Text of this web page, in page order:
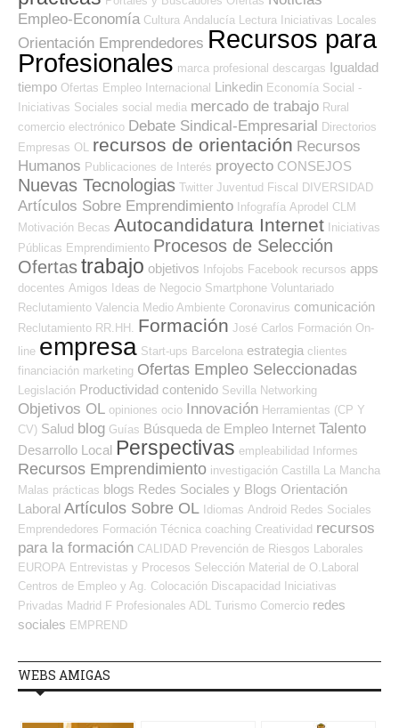
Empleo-Economía Cultura Andalucía Lectura Iniciativas Locales
Orientación Emprendedores Recursos para
Profesionales marca profesional descargas Igualdad
tiempo Ofertas Empleo Internacional Linkedin Economía Social -
Iniciativas Sociales social media mercado de trabajo Rural
comercio electrónico Debate Sindical-Empresarial Directorios
Empresas OL
recursos de orientación Recursos
Humanos Publicaciones de Interés proyecto CONSEJOS
Nuevas Tecnologias Twitter Juventud Fiscal DIVERSIDAD
Artículos Sobre Emprendimiento Infografía Aprodel CLM
Motivación Becas Autocandidatura Internet Iniciativas
Públicas Emprendimiento Procesos de Selección
Ofertastrabajo objetivos Infojobs Facebook recursos apps
docentes Amigos Ideas de Negocio Smartphone Voluntariado
Reclutamiento Valencia Medio Ambiente Coronavirus comunicación
Reclutamiento RR.HH. Formación José Carlos Formación On-
line empresa Start-ups Barcelona estrategia clientes
financiación marketing Ofertas Empleo Seleccionadas
Legislación Productividad contenido Sevilla Networking
Objetivos OL opiniones ocio Innovación Herramientas (CP Y
CV) Salud blog Guías Búsqueda de Empleo Internet Talento
Desarrollo Local Perspectivas empleabilidad Informes
Recursos Emprendimiento investigación Castilla La Mancha
Malas prácticas blogs Redes Sociales y Blogs Orientación
Laboral Artículos Sobre OL Idiomas Android Redes Sociales
Emprendedores Formación Técnica coaching Creatividad recursos
para la formación CALIDAD Prevención de Riesgos Laborales
EUROPA Entrevistas y Procesos Selección Material de O.Laboral
Centros de Empleo y Ag. Colocación Discapacidad
Iniciativas
Privadas Madrid F Profesionales ADL Turismo Comercio redes
sociales EMPREND
WEBS AMIGAS